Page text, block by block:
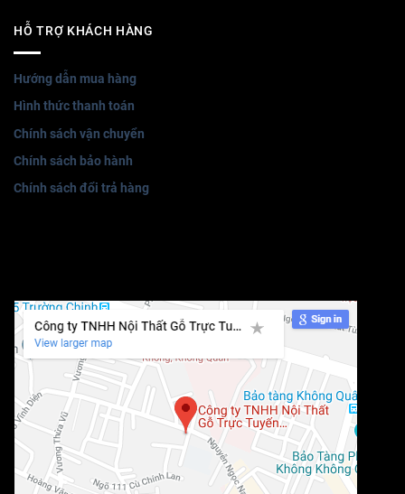
HỖ TRỢ KHÁCH HÀNG
Hướng dẫn mua hàng
Hình thức thanh toán
Chính sách vận chuyển
Chính sách bảo hành
Chính sách đổi trả hàng